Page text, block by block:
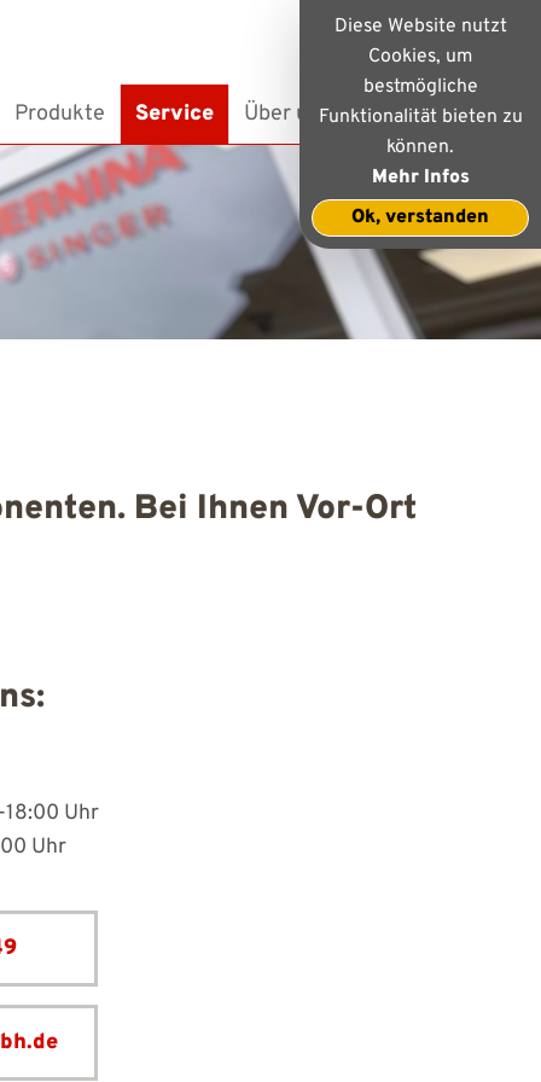
Produkte Service Über uns Kontakt
Bei Ihnen Vor-Ort
Uhr
Uhr
Diese Website nutzt
Cookies, um
bestmögliche
Funktionalität bieten zu
können.
Mehr Infos
Ok, verstanden